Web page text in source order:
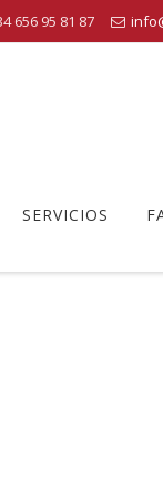
656 95 81 87
SERVICIOS